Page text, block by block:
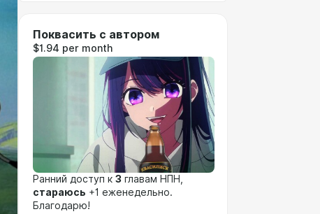
Поквасить с автором
$1.94 per month
Ранний доступ к 3 главам НПН,
стараюсь +1 еженедельно.
Благодарю!